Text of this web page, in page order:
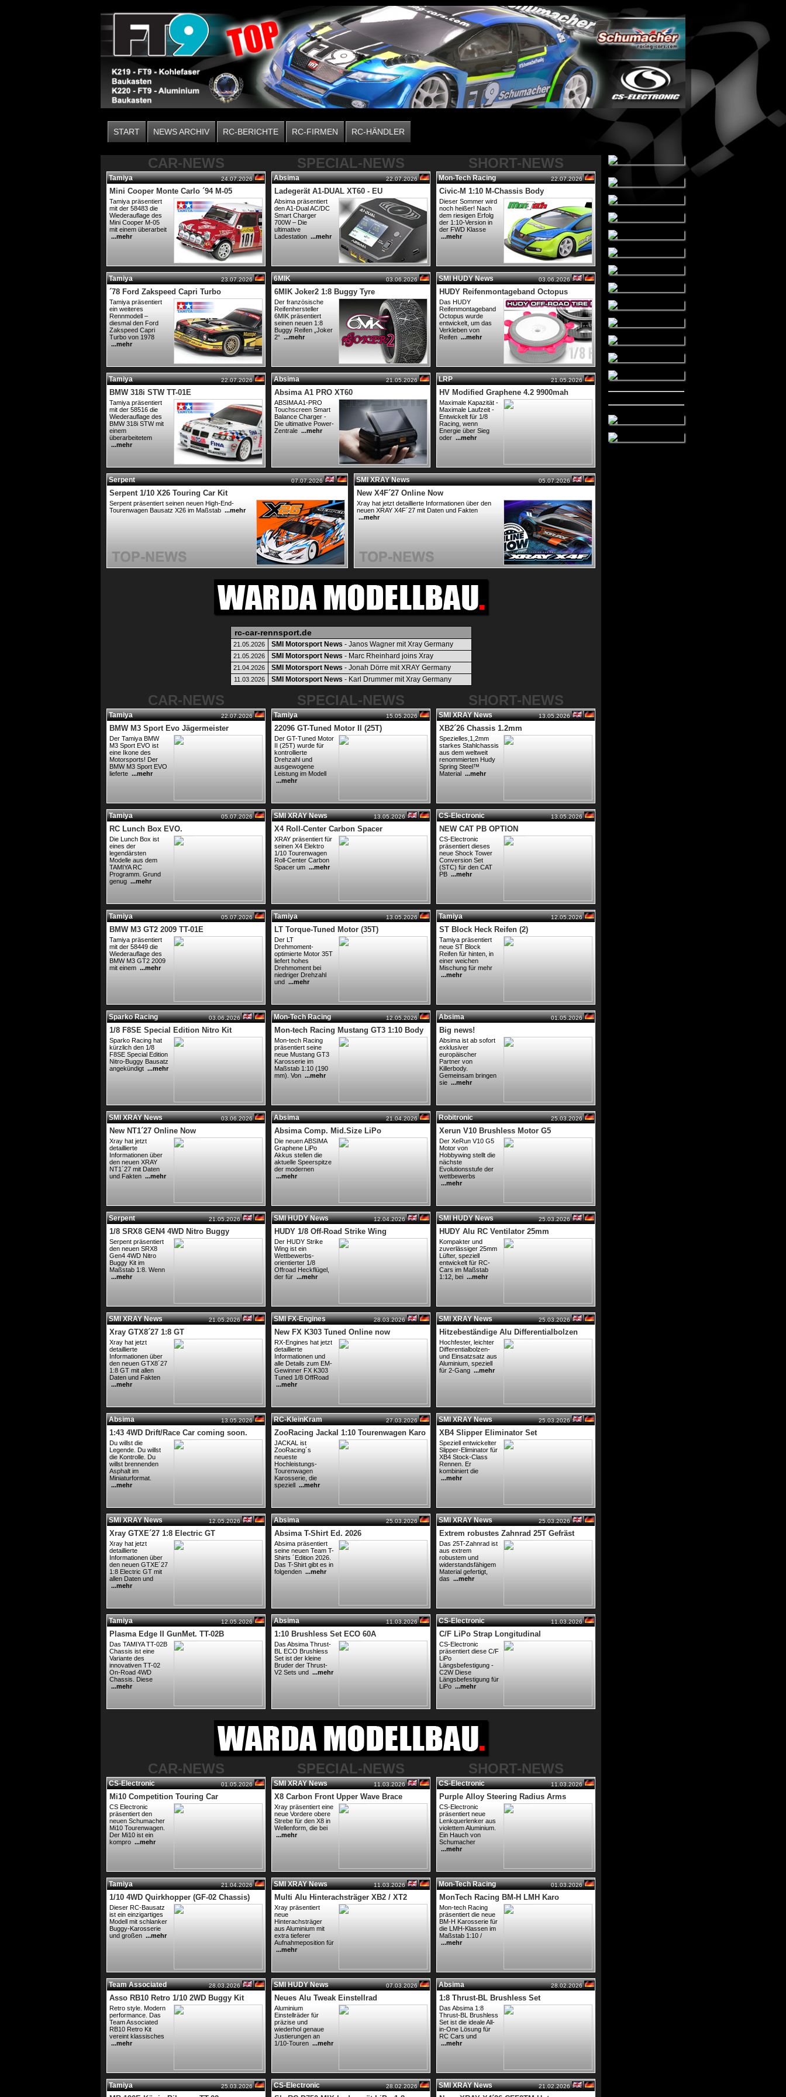
START NEWS ARCHIV RC-BERICHTE RC-FIRMEN RC-HÄNDLER
CAR-NEWS
Tamiya 24.07.2026
Mini Cooper Monte Carlo ´94 M-05
Tamiya präsentiert
mit der 58483 die
Wiederauflage des
Mini Cooper M-05
mit einem überarbeit
...mehr
Tamiya 23.07.2026
´78 Ford Zakspeed Capri Turbo
Tamiya präsentiert
ein weiteres
Rennmodell –
diesmal den Ford
Zakspeed Capri
Turbo von 1978
...mehr
Tamiya 22.07.2026
BMW 318i STW TT-01E
Tamiya präsentiert
mit der 58516 die
Wiederauflage des
BMW 318i STW mit
einem
überarbeitetem
...mehr
SPECIAL-NEWS
Absima 22.07.2026
Ladegerät A1-DUAL XT60 - EU
Absima präsentiert
den A1-Dual AC/DC
Smart Charger
700W – Die
ultimative
Ladestation ...mehr
6MIK 03.06.2026
6MIK Joker2 1:8 Buggy Tyre
Der französische
Reifenhersteller
6MIK präsentiert
seinen neuen 1:8
Buggy Reifen „Joker
2“ ...mehr
Absima 21.05.2026
Absima A1 PRO XT60
ABSIMA A1-PRO
Touchscreen Smart
Balance Charger -
Die ultimative Power-
Zentrale ...mehr
SHORT-NEWS
Mon-Tech Racing 22.07.2026
Civic-M 1:10 M-Chassis Body
Dieser Sommer wird
noch heißer! Nach
dem riesigen Erfolg
der 1:10-Version in
der FWD Klasse
...mehr
SMI HUDY News 03.06.2026
HUDY Reifenmontageband Octopus
Das HUDY
Reifenmontageband
Octopus wurde
entwickelt, um das
Verkleben von
Reifen ...mehr
LRP 21.05.2026
HV Modified Graphene 4.2 9900mah
Maximale Kapazität -
Maximale Laufzeit -
Entwickelt für 1/8
Racing, wenn
Energie über Sieg
oder ...mehr
Serpent 07.07.2026
Serpent 1/10 X26 Touring Car Kit
Serpent präsentiert seinen neuen High-End-
Tourenwagen Bausatz X26 im Maßstab ...mehr
SMI XRAY News 05.07.2026
New X4F´27 Online Now
Xray hat jetzt detaillierte Informationen über den
neuen XRAY X4F´27 mit Daten und Fakten
...mehr
rc-car-rennsport.de
21.05.2026 SMI Motorsport News - Janos Wagner mit Xray Germany
21.05.2026 SMI Motorsport News - Marc Rheinhard joins Xray
21.04.2026 SMI Motorsport News - Jonah Dörre mit XRAY Germany
11.03.2026 SMI Motorsport News - Karl Drummer mit Xray Germany
CAR-NEWS
Tamiya 22.07.2026
BMW M3 Sport Evo Jägermeister
Der Tamiya BMW
M3 Sport EVO ist
eine Ikone des
Motorsports! Der
BMW M3 Sport EVO
lieferte ...mehr
Tamiya 05.07.2026
RC Lunch Box EVO.
Die Lunch Box ist
eines der
legendärsten
Modelle aus dem
TAMIYA RC
Programm. Grund
genug ...mehr
Tamiya 05.07.2026
BMW M3 GT2 2009 TT-01E
Tamiya präsentiert
mit der 58449 die
Wiederauflage des
BMW M3 GT2 2009
mit einem ...mehr
Sparko Racing 03.06.2026
1/8 F8SE Special Edition Nitro Kit
Sparko Racing hat
kürzlich den 1/8
F8SE Special Edition
Nitro-Buggy Bausatz
angekündigt ...mehr
SMI XRAY News 03.06.2026
New NT1´27 Online Now
Xray hat jetzt
detaillierte
Informationen über
den neuen XRAY
NT1´27 mit Daten
und Fakten ...mehr
Serpent 21.05.2026
1/8 SRX8 GEN4 4WD Nitro Buggy
Serpent präsentiert
den neuen SRX8
Gen4 4WD Nitro
Buggy Kit im
Maßstab 1:8. Wenn
...mehr
SMI XRAY News 21.05.2026
Xray GTX8´27 1:8 GT
Xray hat jetzt
detaillierte
Informationen über
den neuen GTX8´27
1:8 GT mit allen
Daten und Fakten
...mehr
Absima 13.05.2026
1:43 4WD Drift/Race Car coming soon.
Du willst die
Legende. Du willst
die Kontrolle. Du
willst brennenden
Asphalt im
Miniaturformat.
...mehr
SMI XRAY News 12.05.2026
Xray GTXE´27 1:8 Electric GT
Xray hat jetzt
detaillierte
Informationen über
den neuen GTXE´27
1:8 Electric GT mit
allen Daten und
...mehr
Tamiya 12.05.2026
Plasma Edge II GunMet. TT-02B
Das TAMIYA TT-02B
Chassis ist eine
Variante des
innovativen TT-02
On-Road 4WD
Chassis. Diese
...mehr
SPECIAL-NEWS
Tamiya 15.05.2026
22096 GT-Tuned Motor II (25T)
Der GT-Tuned Motor
II (25T) wurde für
kontrollierte
Drehzahl und
ausgewogene
Leistung im Modell
...mehr
SMI XRAY News 13.05.2026
X4 Roll-Center Carbon Spacer
XRAY präsentiert für
seinen X4 Elektro
1/10 Tourenwagen
Roll-Center Carbon
Spacer um ...mehr
Tamiya 13.05.2026
LT Torque-Tuned Motor (35T)
Der LT
Drehmoment-
optimierte Motor 35T
liefert hohes
Drehmoment bei
niedriger Drehzahl
und ...mehr
Mon-Tech Racing 12.05.2026
Mon-tech Racing Mustang GT3 1:10 Body
Mon-tech Racing
präsentiert seine
neue Mustang GT3
Karosserie im
Maßstab 1:10 (190
mm). Von ...mehr
Absima 21.04.2026
Absima Comp. Mid.Size LiPo
Die neuen ABSIMA
Graphene LiPo
Akkus stellen die
aktuelle Speerspitze
der modernen
...mehr
SMI HUDY News 12.04.2026
HUDY 1/8 Off-Road Strike Wing
Der HUDY Strike
Wing ist ein
Wettbewerbs-
orientierter 1/8
Offroad Heckflügel,
der für ...mehr
SMI FX-Engines 28.03.2026
New FX K303 Tuned Online now
RX-Engines hat jetzt
detaillierte
Informationen und
alle Details zum EM-
Gewinner FX K303
Tuned 1/8 OffRoad
...mehr
RC-KleinKram 27.03.2026
ZooRacing Jackal 1:10 Tourenwagen Karo
JACKAL ist
ZooRacing´s
neueste
Hochleistungs-
Tourenwagen
Karosserie, die
speziell ...mehr
Absima 25.03.2026
Absima T-Shirt Ed. 2026
Absima präsentiert
seine neuen Team T-
Shirts ´Edition 2026.
Das T-Shirt gibt es in
folgenden ...mehr
Absima 11.03.2026
1:10 Brushless Set ECO 60A
Das Absima Thrust-
BL ECO Brushless
Set ist der kleine
Bruder der Thrust-
V2 Sets und ...mehr
SHORT-NEWS
SMI XRAY News 13.05.2026
XB2´26 Chassis 1.2mm
Spezielles,1,2mm
starkes Stahlchassis
aus dem weltweit
renommierten Hudy
Spring Steel™
Material ...mehr
CS-Electronic 13.05.2026
NEW CAT PB OPTION
CS-Electronic
präsentiert dieses
neue Shock Tower
Conversion Set
(STC) für den CAT
PB ...mehr
Tamiya 12.05.2026
ST Block Heck Reifen (2)
Tamiya präsentiert
neue ST Block
Reifen für hinten, in
einer weichen
Mischung für mehr
...mehr
Absima 01.05.2026
Big news!
Absima ist ab sofort
exklusiver
europäischer
Partner von
Killerbody.
Gemeinsam bringen
sie ...mehr
Robitronic 25.03.2026
Xerun V10 Brushless Motor G5
Der XeRun V10 G5
Motor von
Hobbywing stellt die
nächste
Evolutionsstufe der
wettbewerbs
...mehr
SMI HUDY News 25.03.2026
HUDY Alu RC Ventilator 25mm
Kompakter und
zuverlässiger 25mm
Lüfter, speziell
entwickelt für RC-
Cars im Maßstab
1:12, bei ...mehr
SMI XRAY News 25.03.2026
Hitzebeständige Alu Differentialbolzen
Hochfester, leichter
Differentialbolzen-
und Einsatzsatz aus
Aluminium, speziell
für 2-Gang ...mehr
SMI XRAY News 25.03.2026
XB4 Slipper Eliminator Set
Speziell entwickelter
Slipper-Eliminator für
XB4 Stock-Class
Rennen. Er
kombiniert die
...mehr
SMI XRAY News 25.03.2026
Extrem robustes Zahnrad 25T Gefräst
Das 25T-Zahnrad ist
aus extrem
robustem und
widerstandsfähigem
Material gefertigt,
das ...mehr
CS-Electronic 11.03.2026
C/F LiPo Strap Longitudinal
CS-Electronic
präsentiert diese C/F
LiPo
Längsbefestigung -
C2W Diese
Längsbefestigung für
LiPo ...mehr
CAR-NEWS
CS-Electronic 01.05.2026
Mi10 Competition Touring Car
CS Electronic
präsentiert den
neuen Schumacher
Mi10 Tourenwagen.
Der Mi10 ist ein
kompro ...mehr
Tamiya 21.04.2026
1/10 4WD Quirkhopper (GF-02 Chassis)
Dieser RC-Bausatz
ist ein einzigartiges
Modell mit schlanker
Buggy-Karosserie
und großen ...mehr
Team Associated 28.03.2026
Asso RB10 Retro 1/10 2WD Buggy Kit
Retro style. Modern
performance. Das
Team Associated
RB10 Retro Kit
vereint klassisches
...mehr
Tamiya 25.03.2026
SPECIAL-NEWS
SMI XRAY News 11.03.2026
X8 Carbon Front Upper Wave Brace
Xray präsentiert eine
neue Vordere obere
Strebe für den X8 in
Wellenform, die bei
...mehr
SMI XRAY News 11.03.2026
Multi Alu Hinterachsträger XB2 / XT2
Xray präsentiert
neue
Hinterachsträger
aus Aluminium mit
extra tieferer
Aufnahmeposition für
...mehr
SMI HUDY News 07.03.2026
Neues Alu Tweak Einstellrad
Aluminium
Einstellräder für
präzise und
wiederhol genaue
Justierungen an
1/10-Touren ...mehr
CS-Electronic 28.02.2026
SHORT-NEWS
CS-Electronic 11.03.2026
Purple Alloy Steering Radius Arms
CS-Electronic
präsentiert neue
Lenkquerlenker aus
violettem Aluminium.
Ein Hauch von
Schumacher
...mehr
Mon-Tech Racing 01.03.2026
MonTech Racing BM-H LMH Karo
Mon-tech Racing
präsentiert die neue
BM-H Karosserie für
die LMH-Klassen im
Maßstab 1:10 /
...mehr
Absima 28.02.2026
1:8 Thrust-BL Brushless Set
Das Absima 1:8
Thrust-BL Brushless
Set ist die ideale All-
in-One Lösung für
RC Cars und
...mehr
SMI XRAY News 21.02.2026